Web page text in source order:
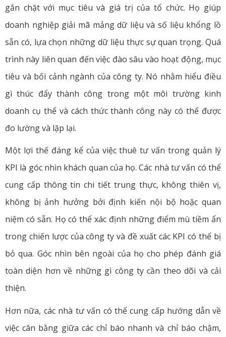
gắn chặt với mục tiêu và giá trị của tổ chức. Họ giúp
doanh nghiệp giải mã mảng dữ liệu và số liệu khổng lồ
sẵn có, lựa chọn những dữ liệu thực sự quan trọng. Quá
trình này liên quan đến việc đào sâu vào hoạt động, mục
tiêu và bối cảnh ngành của công ty. Nó nhằm hiểu điều
gì thúc đẩy thành công trong một môi trường kinh
doanh cụ thể và cách thức thành công này có thể được
đo lường và lặp lại.
Một lợi thế đáng kể của việc thuê tư vấn trong quản lý
KPI là góc nhìn khách quan của họ. Các nhà tư vấn có thể
cung cấp thông tin chi tiết trung thực, không thiên vị,
không bị ảnh hưởng bởi định kiến nội bộ hoặc quan
niệm có sẵn. Họ có thể xác định những điểm mù tiềm ẩn
trong chiến lược của công ty và đề xuất các KPI có thể bị
bỏ qua. Góc nhìn bên ngoài của họ cho phép đánh giá
toàn diện hơn về những gì công ty cần theo dõi và cải
thiện.
Hơn nữa, các nhà tư vấn có thể cung cấp hướng dẫn về
việc cân bằng giữa các chỉ báo nhanh và chỉ báo chậm,